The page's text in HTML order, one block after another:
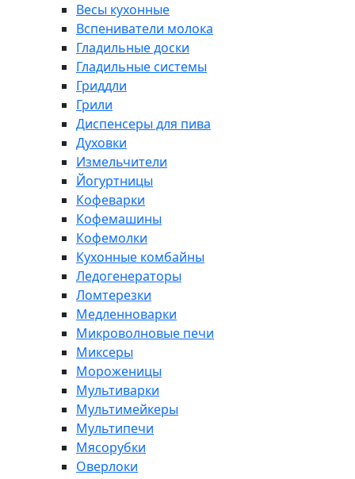
Весы кухонные
Вспениватели молока
Гладильные доски
Гладильные системы
Гриддли
Грили
Диспенсеры для пива
Духовки
Измельчители
Йогуртницы
Кофеварки
Кофемашины
Кофемолки
Кухонные комбайны
Ледогенераторы
Ломтерезки
Медленноварки
Микроволновые печи
Миксеры
Мороженицы
Мультиварки
Мультимейкеры
Мультипечи
Мясорубки
Оверлоки